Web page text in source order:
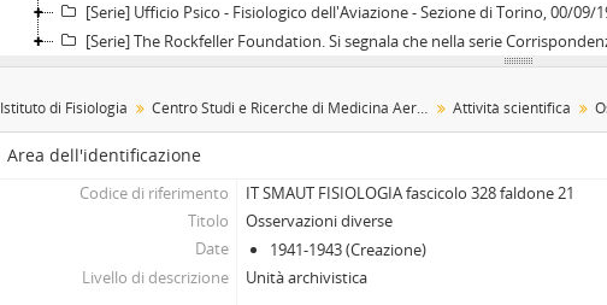
[Serie] Ufficio Psico - Fisiologico dell'Aviazione - Sezione di Torino, 00/09/
[Serie] The Rockfeller Foundation. Si segnala che nella serie Corrispondenza, sottoserie Corrispondenza con
Istituto di Fisiologia Centro Studi e Ricerche di Medicina Aeronautica di Torino (già Centro Sussidiario di Studi di Medicina Aeronautica già Centro Chimico Militare - Sezione di Torino) Attività scientifica
Area dell'identificazione
Codice di riferimento
IT SMAUT FISIOLOGIA fascicolo 328 faldone 21
Titolo
Osservazioni diverse
Date
1941-1943 (Creazione)
Livello di descrizione
Unità archivistica